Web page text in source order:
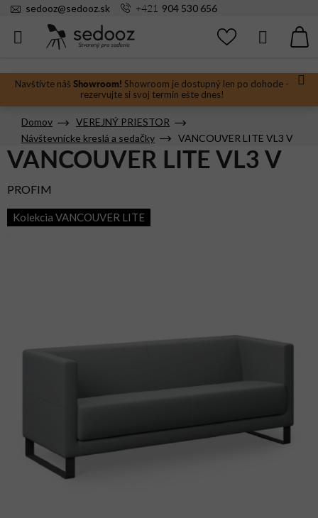
Prejsť
Navštívte náš Showroom! Showroom je dostupný len po dohode -
rezervujte si svoj termín ešte dnes!
sedooz@sedooz.sk +421 904 530 656
Hľadať
Domov
VEREJNÝ PRIESTOR
Návštevnícke kreslá a sedačky
VANCOUVER LITE VL3 V
VANCOUVER LITE VL3 V
PROFIM
Kolekcia VANCOUVER LITE